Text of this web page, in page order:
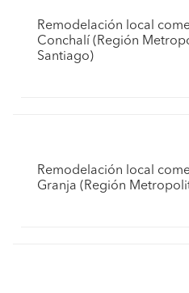
Remodelación local
Conchalí (Región
Santiago)
Remodelación local
Granja (Región